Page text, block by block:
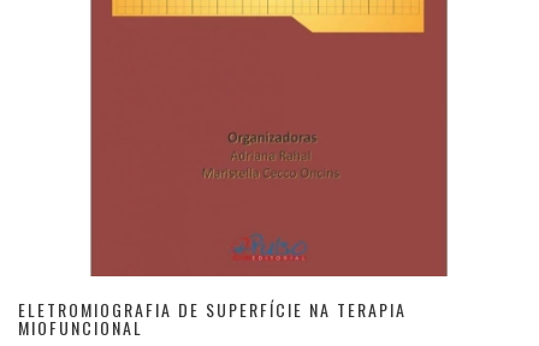
ELETROMIOGRAFIA DE SUPERFÍCIE NA TERAPIA
MIOFUNCIONAL